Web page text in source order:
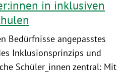
in inklusiven
Bedürfnisse angepasstes
Inklusionsprinzips und
Schüler_innen zentral: Mit